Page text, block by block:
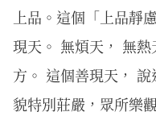
上品。這個「上品靜
現天。 無煩天， 無
方。 這個善現天，
貌特別莊嚴，眾所樂